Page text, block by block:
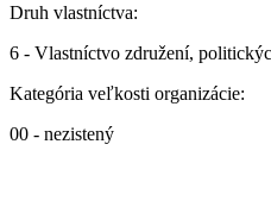
Druh vlastníctva:
6 - Vlastníctvo združení,
Kategória veľkosti organizácie:
00 - nezistený